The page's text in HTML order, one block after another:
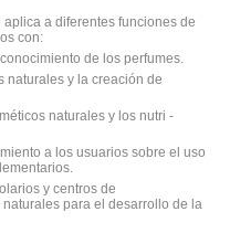
a diferentes funciones de
con:
de los perfumes.
naturales y la creación de
naturales y los nutri -
a los usuarios sobre el uso
y centros de
para el desarrollo de la